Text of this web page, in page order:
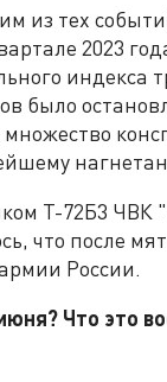
из тех
2023
индекса
было
Т-72Б3 ЧВК
что после
России.
Что это